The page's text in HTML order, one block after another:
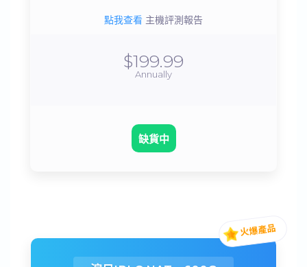
點我查看 主機評測報告
$199.99
Annually
缺貨中